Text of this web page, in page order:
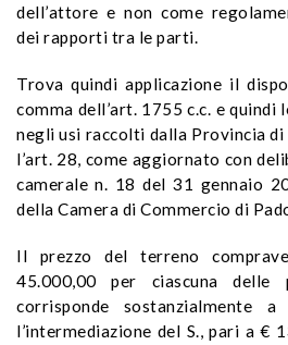
dell’attore e non come
dei rapporti tra le parti.
Trova quindi applicazione il
comma dell’art. 1755 c.c. e
negli usi raccolti dalla Provincia
l’art. 28, come aggiornato con
camerale n. 18 del 31 gennaio
della Camera di Commercio di
Il prezzo del terreno
45.000,00 per ciascuna delle
corrisponde sostanzialmente
l’intermediazione del S., pari a €